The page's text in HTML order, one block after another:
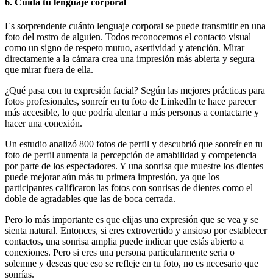
Es sorprendente cuánto lenguaje corporal se puede transmitir en una
foto del rostro de alguien. Todos reconocemos el contacto visual
como un signo de respeto mutuo, asertividad y atención. Mirar
directamente a la cámara crea una impresión más abierta y segura
que mirar fuera de ella.
¿Qué pasa con tu expresión facial? Según las mejores prácticas para
fotos profesionales, sonreír en tu foto de LinkedIn te hace parecer
más accesible, lo que podría alentar a más personas a contactarte y
hacer una conexión.
Un estudio analizó 800 fotos de perfil y descubrió que sonreír en tu
foto de perfil aumenta la percepción de amabilidad y competencia
por parte de los espectadores. Y una sonrisa que muestre los dientes
puede mejorar aún más tu primera impresión, ya que los
participantes calificaron las fotos con sonrisas de dientes como el
doble de agradables que las de boca cerrada.
Pero lo más importante es que elijas una expresión que se vea y se
sienta natural. Entonces, si eres extrovertido y ansioso por establecer
contactos, una sonrisa amplia puede indicar que estás abierto a
conexiones. Pero si eres una persona particularmente seria o
solemne y deseas que eso se refleje en tu foto, no es necesario que
sonrías.